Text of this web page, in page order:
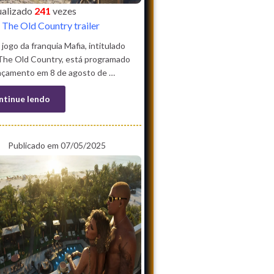
241 vezes
Old Country trailer
da franquia Mafia, intitulado
Old Country, está programado
em 8 de agosto de …
lendo
Publicado em 07/05/2025